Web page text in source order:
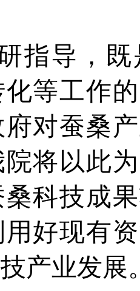
指导，既
等工作
对蚕桑
院将以此
桑科技成
好现有
产业发展